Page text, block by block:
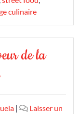
culinaire
de la
|
Laisser un